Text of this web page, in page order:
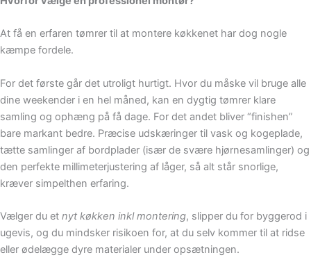
At få en erfaren tømrer til at montere køkkenet har dog nogle
kæmpe fordele.
For det første går det utroligt hurtigt. Hvor du måske vil bruge alle
dine weekender i en hel måned, kan en dygtig tømrer klare
samling og ophæng på få dage. For det andet bliver “finishen”
bare markant bedre. Præcise udskæringer til vask og kogeplade,
tætte samlinger af bordplader (især de svære hjørnesamlinger) og
den perfekte millimeterjustering af låger, så alt står snorlige,
kræver simpelthen erfaring.
Vælger du et nyt køkken inkl montering, slipper du for byggerod i
ugevis, og du mindsker risikoen for, at du selv kommer til at ridse
eller ødelægge dyre materialer under opsætningen.